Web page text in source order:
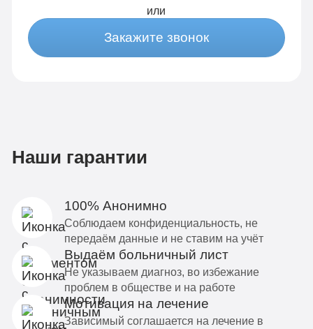
или
Закажите звонок
Наши гарантии
100% Анонимно
Соблюдаем конфиденциальность, не
передаём данные и не ставим на учёт
Выдаём больничный лист
Не указываем диагноз, во избежание
проблем в обществе и на работе
Мотивация на лечение
Зависимый соглашается на лечение в